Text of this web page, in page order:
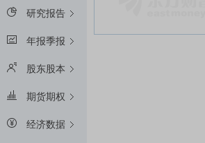
研究报告
年报季报
股东股本
期货期权
经济数据